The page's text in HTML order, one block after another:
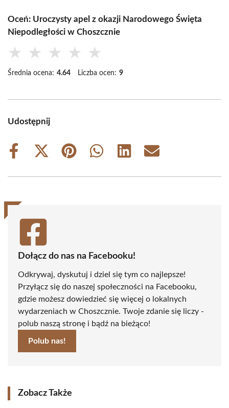
Oceń: Uroczysty apel z okazji Narodowego Święta
Niepodległości w Choszcznie
★ ★ ★ ★ ★
Średnia ocena: 4.64 Liczba ocen: 9
Udostępnij
Share
Share
(Twitter)
Share
Share
Share
Share
Dołącz do nas na Facebooku!
Odkrywaj, dyskutuj i dziel się tym co najlepsze!
Przyłącz się do naszej społeczności na Facebooku,
gdzie możesz dowiedzieć się więcej o lokalnych
wydarzeniach w Choszcznie. Twoje zdanie się liczy -
polub naszą stronę i bądź na bieżąco!
Polub nas!
Zobacz Także